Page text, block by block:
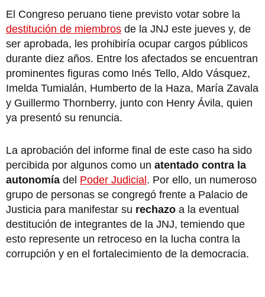
El Congreso peruano tiene previsto votar sobre la
destitución de miembros de la JNJ este jueves y, de
ser aprobada, les prohibiría ocupar cargos públicos
durante diez años. Entre los afectados se encuentran
prominentes figuras como Inés Tello, Aldo Vásquez,
Imelda Tumialán, Humberto de la Haza, María Zavala
y Guillermo Thornberry, junto con Henry Ávila, quien
ya presentó su renuncia.
La aprobación del informe final de este caso ha sido
percibida por algunos como un atentado contra la
autonomía del Poder Judicial. Por ello, un numeroso
grupo de personas se congregó frente a Palacio de
Justicia para manifestar su rechazo a la eventual
destitución de integrantes de la JNJ, temiendo que
esto represente un retroceso en la lucha contra la
corrupción y en el fortalecimiento de la democracia.